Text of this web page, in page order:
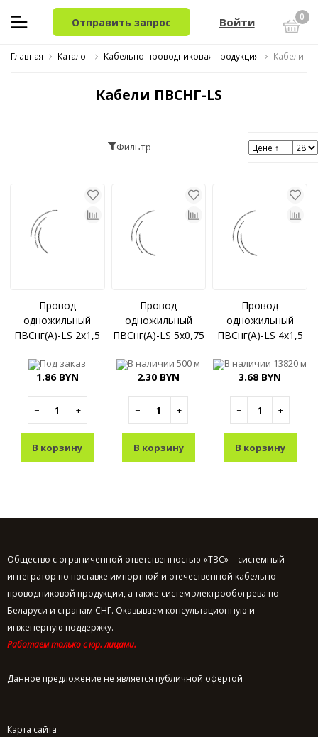
Отправить запрос Войти 0
Главная Каталог Кабельно-проводниковая продукция Кабели
Кабели ПВСНГ-LS
Фильтр
Провод
одножильный
ПВСнг(A)-LS 2x1,5
Под заказ
1.86 BYN
− +
В корзину
Провод
одножильный
ПВСнг(A)-LS 5x0,75
В наличии500 м
2.30 BYN
− +
В корзину
Провод
одножильный
ПВСнг(A)-LS 4x1,5
В наличии 13820 м
3.68 BYN
− +
В корзину
Общество с ограниченной ответственностью «ТЗС» - системный
интегратор по поставке импортной и отечественной кабельно-
проводниковой продукции, а также систем электрообогрева по
Беларуси и странам СНГ. Оказываем консультационную и
инженерную поддержку.
Работаем только с юр. лицами.
Данное предложение не является публичной офертой
Карта сайта